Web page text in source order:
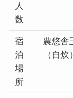
人
数
宿
泊
場
所
農悠
（自炊）